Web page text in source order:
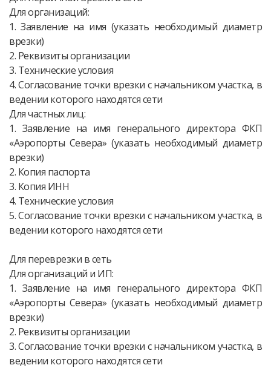
Для организаций:
1. Заявление на имя (указать необходимый диаметр
врезки)
2. Реквизиты организации
3. Технические условия
4. Согласование точки врезки с начальником участка, в
ведении которого находятся сети
Для частных лиц:
1. Заявление на имя генерального директора ФКП
«Аэропорты Севера» (указать необходимый диаметр
врезки)
2. Копия паспорта
3. Копия ИНН
4. Технические условия
5. Согласование точки врезки с начальником участка, в
ведении которого находятся сети
Для переврезки в сеть
Для организаций и ИП:
1. Заявление на имя генерального директора ФКП
«Аэропорты Севера» (указать необходимый диаметр
врезки)
2. Реквизиты организации
3. Согласование точки врезки с начальником участка, в
ведении которого находятся сети